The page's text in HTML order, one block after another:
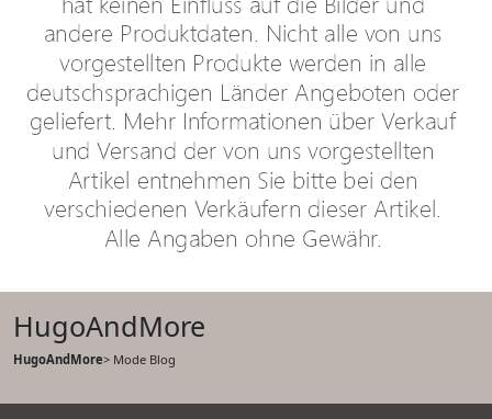
HugoAndMore
HugoAndMore> Mode Blog